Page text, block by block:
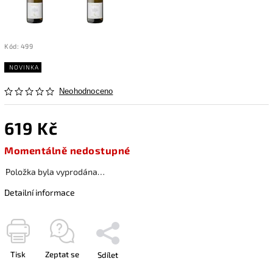
Kód: 499
NOVINKA
Neohodnoceno
619 Kč
Momentálně nedostupné
Položka byla vyprodána…
Detailní informace
Tisk Zeptat se Sdílet